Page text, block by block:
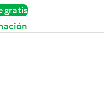
gratis